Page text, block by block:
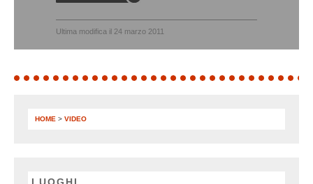
Ultima modifica il 24 marzo 2011
HOME > VIDEO
LUOGHI